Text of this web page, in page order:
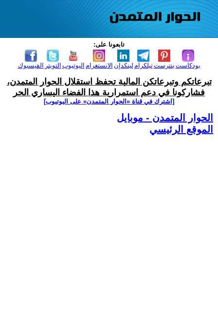
تابعونا على:
الفيسبوك التويتر اليوتيوب الانستغرام لينكدإن تيلكرامبنترست بودكاست
تبرعاتكم وتبرعاتكن المالية تحفظ استقلال الحوار المتمدن،
فشاركونا في دعم استمرارية هذا الفضاء اليساري الحر
[اشترك في قناة ‫«الحوار المتمدن» على اليوتيوب]
الحوار المتمدن - موبايل
الموقع الرئيسي